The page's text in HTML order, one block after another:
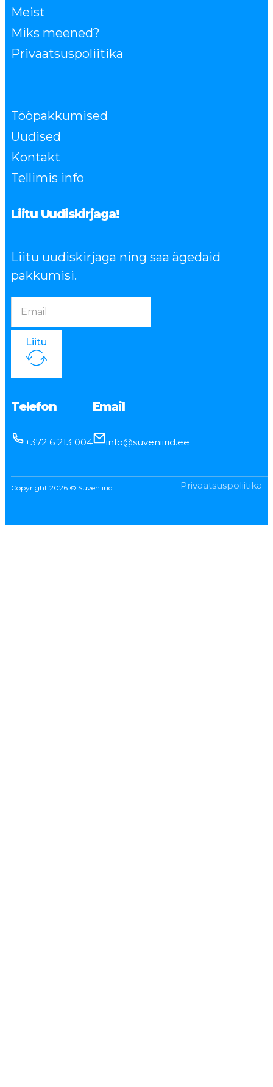
Meist
Miks meened?
Privaatsuspoliitika
Tööpakkumised
Uudised
Kontakt
Tellimis info
Liitu Uudiskirjaga!
Liitu uudiskirjaga ning saa ägedaid
pakkumisi.
Liitu
Telefon
+372 6 213 004
Email
info@suveniirid.ee
Copyright 2026 © Suveniirid Privaatsuspoliitika